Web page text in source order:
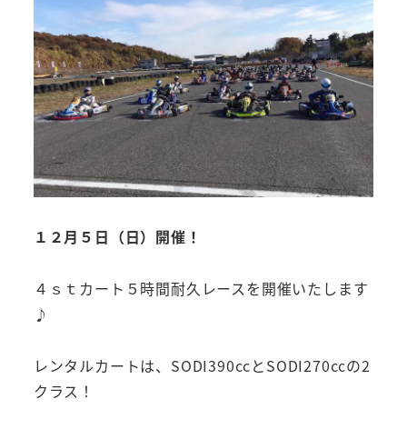
１２月５日（日）開催！
４ｓｔカート５時間耐久レースを開催いたします
♪
レンタルカートは、SODI390ccとSODI270ccの2
クラス！